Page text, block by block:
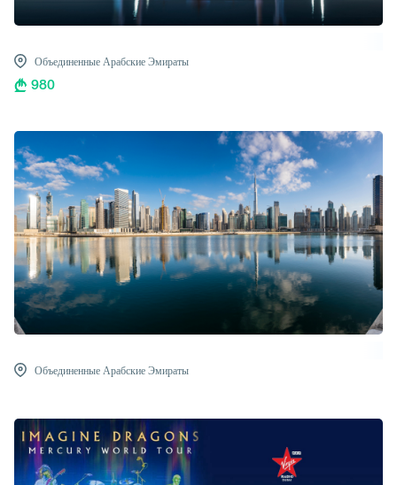
Объединенные Арабские Эмираты
980
Объединенные Арабские Эмираты